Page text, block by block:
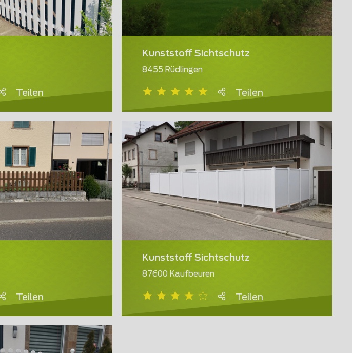
Teilen
Kunststoff Sichtschutz
8455 Rüdlingen
Teilen
Teilen
Kunststoff Sichtschutz
87600 Kaufbeuren
Teilen